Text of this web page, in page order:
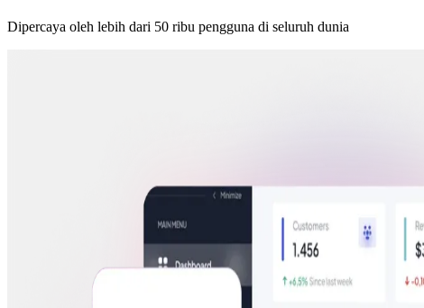
Dipercaya oleh lebih dari 50 ribu pengguna di seluruh dunia